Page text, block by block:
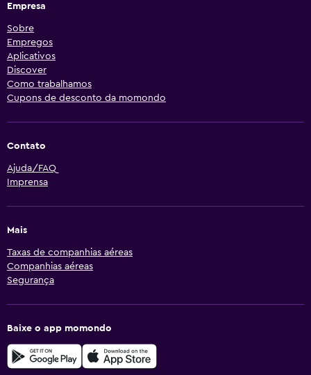
Empresa
Sobre
Empregos
Aplicativos
Discover
Como trabalhamos
Cupons de desconto da momondo
Contato
Ajuda/FAQ
Imprensa
Mais
Taxas de companhias aéreas
Companhias aéreas
Segurança
Baixe o app momondo